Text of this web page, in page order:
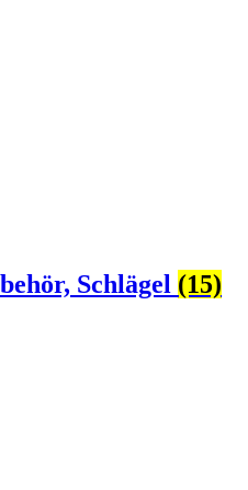
Schlägel (15)